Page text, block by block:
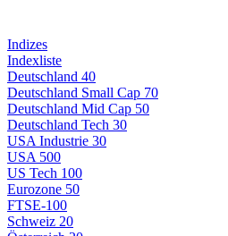
Indizes
Indexliste
Deutschland 40
Deutschland Small Cap 70
Deutschland Mid Cap 50
Deutschland Tech 30
USA Industrie 30
USA 500
US Tech 100
Eurozone 50
FTSE-100
Schweiz 20